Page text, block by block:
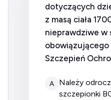
dotyczących
z masą ciała
nieprawdziwe w
obowiązującego
Szczepień
A
należy odroczyć podanie
szczepionki